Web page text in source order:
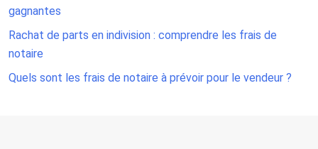
gagnantes
Rachat de parts en indivision : comprendre les frais de
notaire
Quels sont les frais de notaire à prévoir pour le vendeur ?